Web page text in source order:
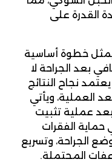
القدرة على
يمثل خطوة أساسية
بعد الجراحة لا
نجاح النتائج
العملية، ويأتي
عملية تثبيت
حماية الفقرات
الجراحة، وتسريع
المحتملة.